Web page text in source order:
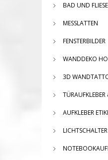
BAD UND
MESSLATTEN
FENSTERBILDER
WANDDEKO
3D
AUFKLEBER
LICHTSCHALTER